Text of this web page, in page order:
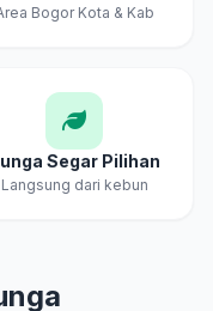
Bogor Kota & Kab
Segar Pilihan
Langsung dari kebun